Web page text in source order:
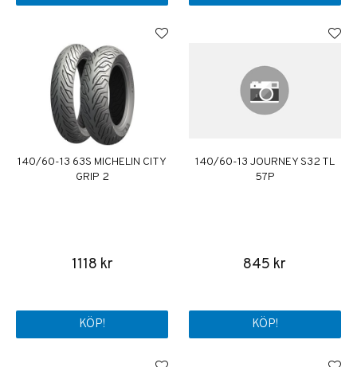
140/60-13 63S MICHELIN CITY
GRIP 2
1118 kr
KÖP!
140/60-13 JOURNEY S32 TL
57P
845 kr
KÖP!